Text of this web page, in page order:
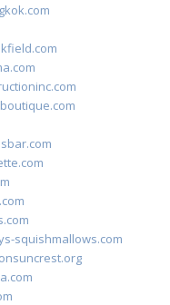
squishmallows.com